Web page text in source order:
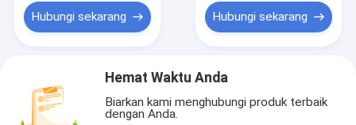
Hubungi sekarang Hubungi sekarang
Hemat Waktu Anda
Biarkan kami menghubungi produk terbaik
dengan Anda.